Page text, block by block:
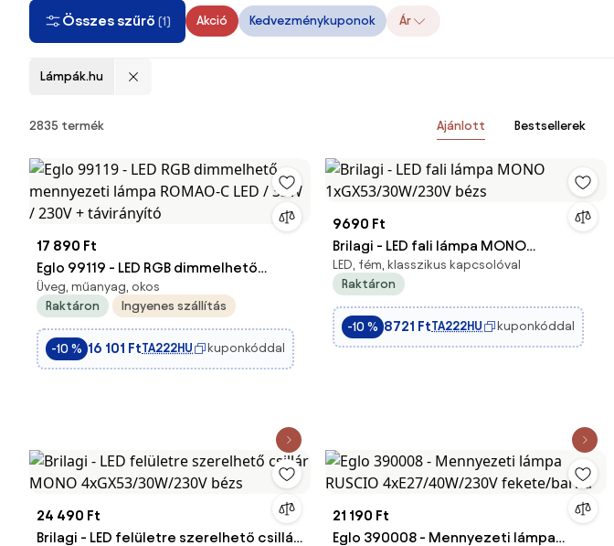
Összes szűrő (1) Akció Kedvezménykuponok Ár
Lámpák.hu
Termékek
2835 termék Ajánlott Bestsellerek
17 890 Ft
Eglo 99119 - LED RGB dimmelhető
mennyezeti lámpa ROMAO-C LED /
33W / 230V + távirányító
Üveg, műanyag, okos
Raktáron
Ingyenes szállítás
-10 % 16 101 FtTA222HU kuponkóddal
9690 Ft
Brilagi - LED fali lámpa MONO
1xGX53/30W/230V bézs
LED, fém, klasszikus kapcsolóval
Raktáron
-10 % 8721 FtTA222HU kuponkóddal
24 490 Ft
Brilagi - LED felületre szerelhető csillár
21 190 Ft
Eglo 390008 - Mennyezeti lámpa